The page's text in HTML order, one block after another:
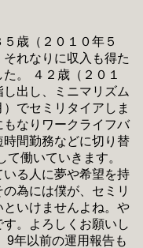
歳（２０１０年５
れなりに収入も得た
。 ４２歳（２０１
出し、ミニマリズム
でセミリタイアしま
なりワークライフバ
間勤務などに切り替
働いていきます。
る人に夢や希望を持
為には僕が、セミリ
いけませんよね。や
。よろしくお願いし
9年以前の運用報告も